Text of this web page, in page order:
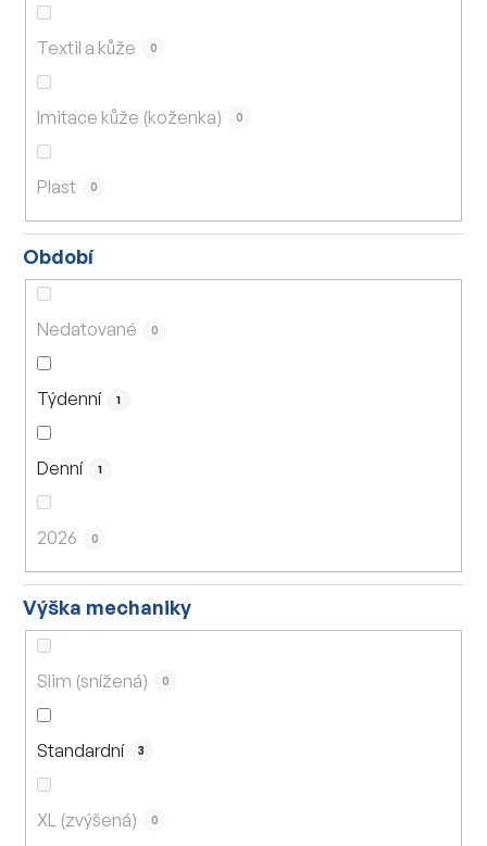
Textil a kůže 0
Imitace kůže (koženka) 0
Plast 0
Období
Nedatované 0
Týdenní 1
Denní 1
2026 0
Výška mechaniky
Slim (snížená) 0
Standardní 3
XL (zvýšená) 0